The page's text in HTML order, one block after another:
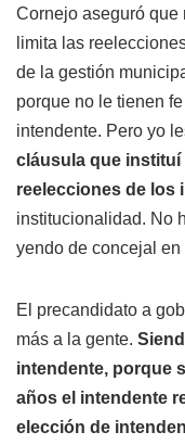
Cornejo aseguró que
limita las
de la gestión
porque no le tienen
intendente. Pero yo
cláusula que
reelecciones de los
institucionalidad. No
yendo de concejal en
El precandidato a
más a la gente.
intendente, porque
años el intendente
elección de